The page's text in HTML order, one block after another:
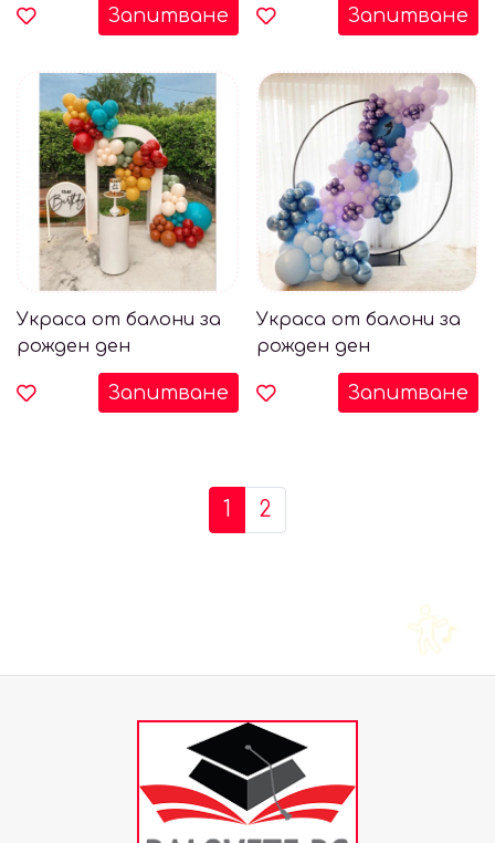
Запитване Запитване
Украса от балони за
рожден ден
Запитване
Украса от балони за
рожден ден
Запитване
1 2